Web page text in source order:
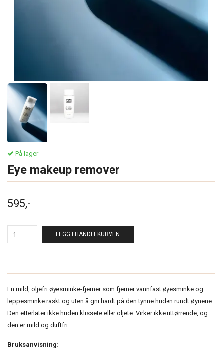
På lager
Eye makeup remover
595,-
LEGG I HANDLEKURVEN
En mild, oljefri øyesminke-fjerner som fjerner vannfast øyesminke og
leppesminke raskt og uten å gni hardt på den tynne huden rundt øynene.
Den etterlater ikke huden klissete eller oljete. Virker ikke uttørrende, og
den er mild og duftfri.
Bruksanvisning: